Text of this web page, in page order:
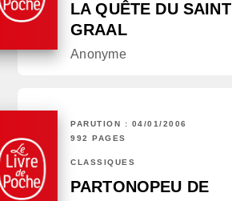
LA QUÊTE DU SAINT
GRAAL
Anonyme
PARUTION : 04/01/2006
992 PAGES
CLASSIQUES
PARTONOPEU DE